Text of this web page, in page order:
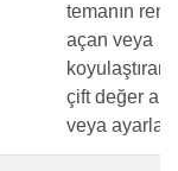
temanın
açan veya
koyulaştıran
çift değer alır
veya ayarlar.